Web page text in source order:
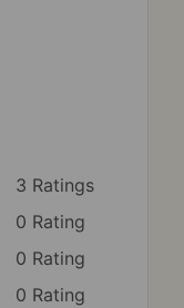
3 Ratings
0 Rating
0 Rating
0 Rating